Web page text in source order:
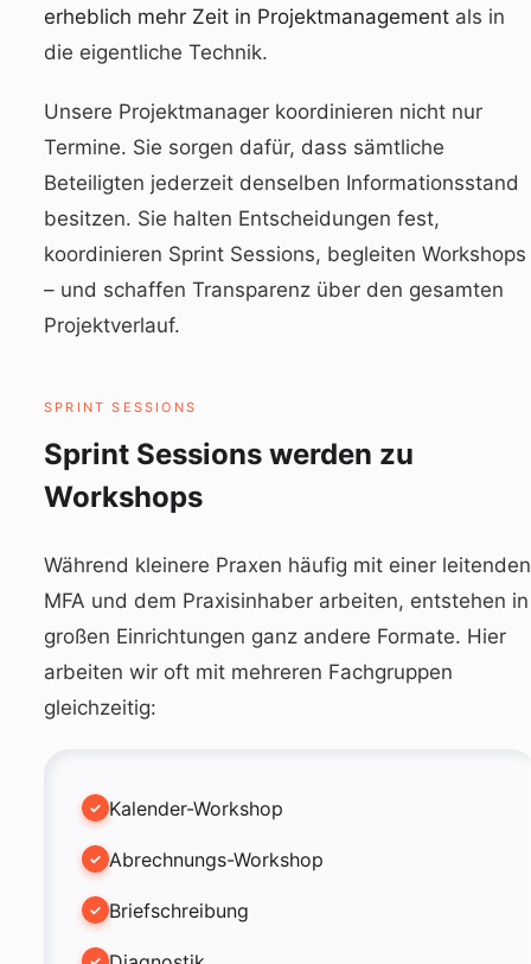
erheblich mehr Zeit in Projektmanagement als in
die eigentliche Technik.
Unsere Projektmanager koordinieren nicht nur
Termine. Sie sorgen dafür, dass sämtliche
Beteiligten jederzeit denselben Informationsstand
besitzen. Sie halten Entscheidungen fest,
koordinieren Sprint Sessions, begleiten Workshops
– und schaffen Transparenz über den gesamten
Projektverlauf.
SPRINT SESSIONS
Sprint Sessions werden zu
Workshops
Während kleinere Praxen häufig mit einer leitenden
MFA und dem Praxisinhaber arbeiten, entstehen in
großen Einrichtungen ganz andere Formate. Hier
arbeiten wir oft mit mehreren Fachgruppen
gleichzeitig:
Kalender-Workshop
Abrechnungs-Workshop
Briefschreibung